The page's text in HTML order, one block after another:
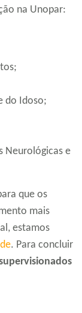
na Unopar:
do Idoso;
Neurológicas e
que os
mais
estamos
. Para concluir